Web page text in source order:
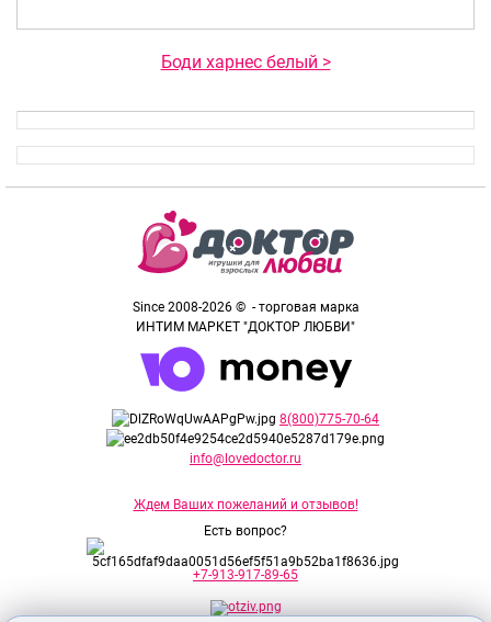
Боди харнес белый >
Since 2008-2026 © - торговая марка
ИНТИМ МАРКЕТ "ДОКТОР ЛЮБВИ"
8(800)775-70-64
info@lovedoctor.ru
Ждем Ваших пожеланий и отзывов!
Есть вопрос?
+7-913-917-89-65